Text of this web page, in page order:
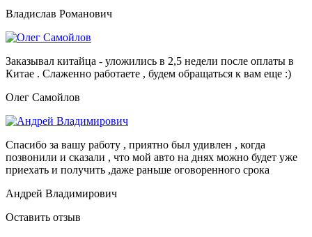
Владислав Романович
Заказывал китайца - уложились в 2,5 недели после оплаты в
Китае . Слаженно работаете , будем обращаться к вам еще :)
Олег Самойлов
Спасибо за вашу работу , приятно был удивлен , когда
позвонили и сказали , что мой авто на днях можно будет уже
приехать и получить ,даже раньше оговоренного срока
Андрей Владимирович
Оставить отзыв